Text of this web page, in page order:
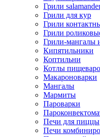
Грили
Грили для кур
Грили
Грили
Грили-мангалы
Кипятильники
Коптильни
Котлы
Макароноварки
Мангалы
Мармиты
Пароварки
Печи для пиццы
Печи